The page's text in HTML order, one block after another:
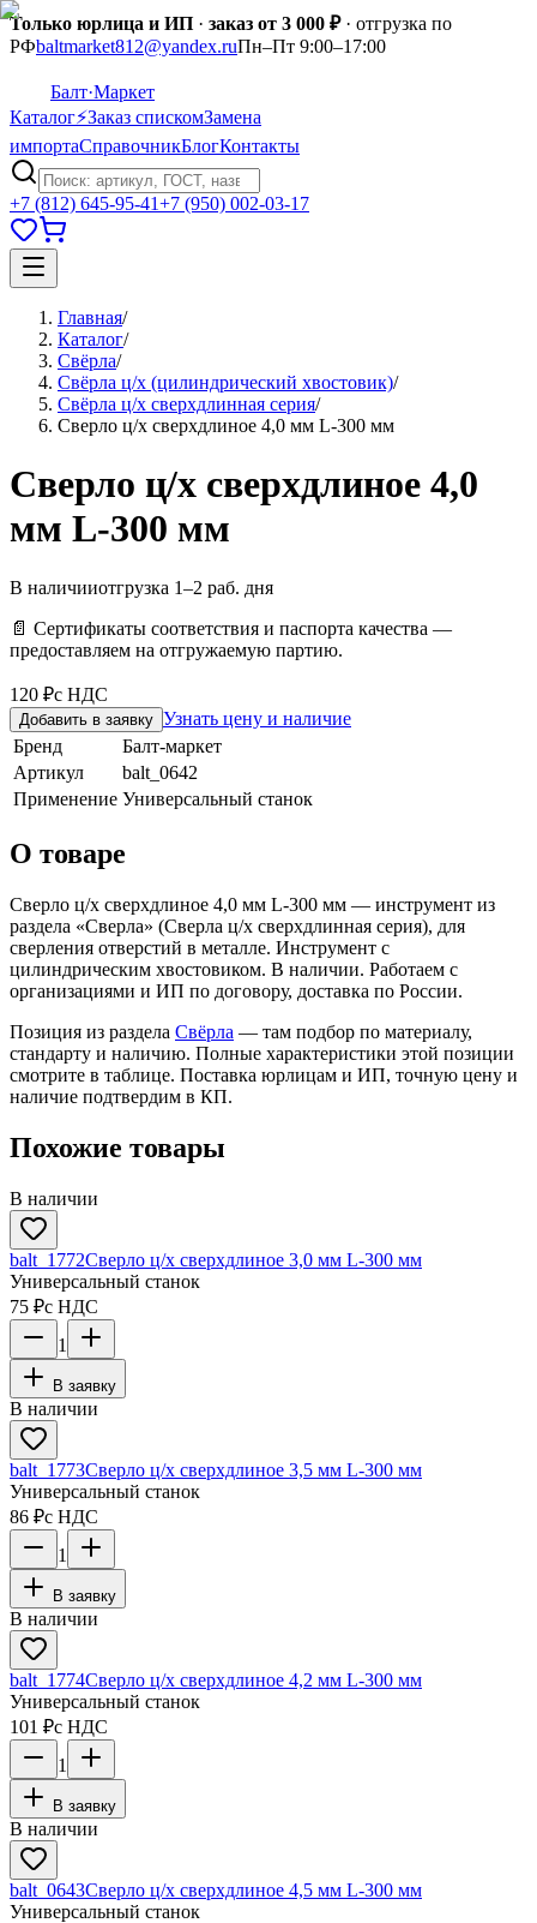
Только юрлица и ИП · заказ от 3 000 ₽· отгрузка по
РФbaltmarket812@yandex.ruПн–Пт 9:00–17:00
Балт·Маркет
Каталог⚡Заказ спискомЗамена
импортаСправочникБлогКонтакты
+7 (812) 645-95-41+7 (950) 002-03-17
Главная/
Каталог/
Свёрла/
Свёрла ц/х (цилиндрический хвостовик)/
Свёрла ц/х сверхдлинная серия/
Сверло ц/х сверхдлиное 4,0 мм L-300 мм
Сверло ц/х сверхдлиное 4,0
мм L-300 мм
В наличииотгрузка 1–2 раб. дня
📄 Сертификаты соответствия и паспорта качества —
предоставляем на отгружаемую партию.
120 ₽с НДС
Добавить в заявку Узнать цену и наличие
Бренд
Балт-маркет
Артикул
balt_0642
Применение Универсальный станок
О товаре
Сверло ц/х сверхдлиное 4,0 мм L-300 мм — инструмент из
раздела «Сверла» (Сверла ц/х сверхдлинная серия), для
сверления отверстий в металле. Инструмент с
цилиндрическим хвостовиком. В наличии. Работаем с
организациями и ИП по договору, доставка по России.
Позиция из раздела Свёрла — там подбор по материалу,
стандарту и наличию. Полные характеристики этой позиции
смотрите в таблице. Поставка юрлицам и ИП, точную цену и
наличие подтвердим в КП.
Похожие товары
В наличии
balt_1772Сверло ц/х сверхдлиное 3,0 мм L-300 мм
Универсальный станок
75 ₽с НДС
1
В заявку
В наличии
balt_1773Сверло ц/х сверхдлиное 3,5 мм L-300 мм
Универсальный станок
86 ₽с НДС
1
В заявку
В наличии
balt_1774Сверло ц/х сверхдлиное 4,2 мм L-300 мм
Универсальный станок
101 ₽с НДС
1
В заявку
В наличии
balt_0643Сверло ц/х сверхдлиное 4,5 мм L-300 мм
Универсальный станок